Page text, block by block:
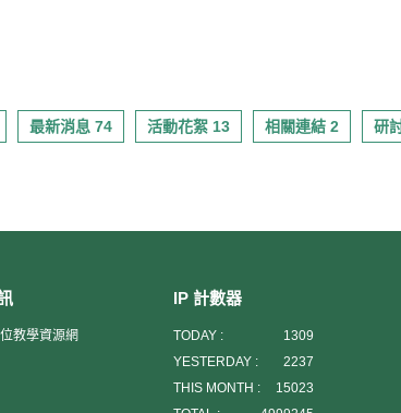
最新消息 74 活動花絮 13 相關連結 2 研
教學資源網
IP 計數器
TODAY :
1309
YESTERDAY :
2237
THIS MONTH :
15023